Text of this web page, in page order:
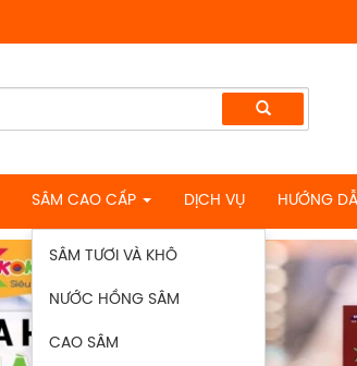
SÂM CAO CẤP
SÂM TƯƠI VÀ KHÔ
NƯỚC HỒNG SÂM
CAO SÂM
DỊCH VỤ HƯỚNG